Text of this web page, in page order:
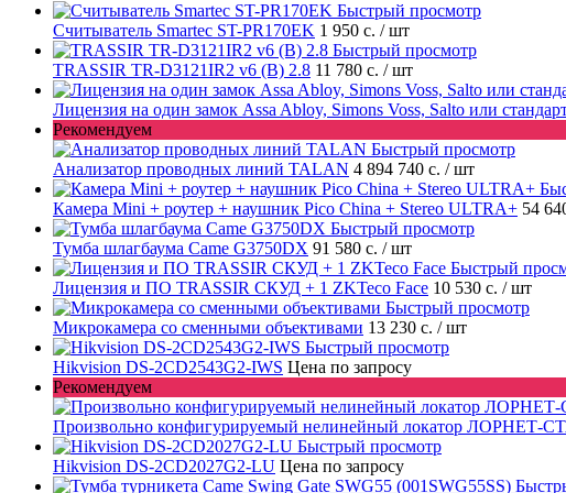
Быстрый просмотр
Считыватель Smartec ST-PR170EK 1 950 с. / шт
Быстрый просмотр
TRASSIR TR-D3121IR2 v6 (B) 2.8 11 780 с. / шт
Лицензия на один замок Assa Abloy, Simons Voss, Salto или
Рекомендуем
Быстрый просмотр
Анализатор проводных линий TALAN 4 894 740 с. / шт
Камера Mini + роутер + наушник Pico China + Stereo ULTRA+ 54
Быстрый просмотр
Тумба шлагбаума Came G3750DX 91 580 с. / шт
Быстрый
Лицензия и ПО TRASSIR СКУД + 1 ZKTeco Face 10 530 с. / шт
Быстрый просмотр
Микрокамера со сменными объективами 13 230 с. / шт
Быстрый просмотр
Hikvision DS-2CD2543G2-IWS Цена по запросу
Рекомендуем
Произвольно конфигурируемый нелинейный локатор ЛОРНЕТ-
Быстрый просмотр
Hikvision DS-2CD2027G2-LU Цена по запросу